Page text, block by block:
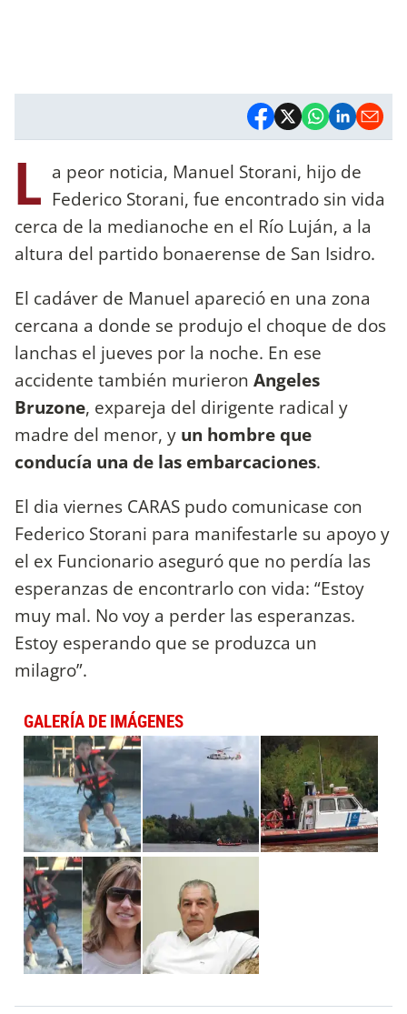
L a peor noticia, Manuel Storani, hijo de
Federico Storani, fue encontrado sin vida
cerca de la medianoche en el Río Luján, a la
altura del partido bonaerense de San Isidro.
El cadáver de Manuel apareció en una zona
cercana a donde se produjo el choque de dos
lanchas el jueves por la noche. En ese
accidente también murieron Angeles
Bruzone, expareja del dirigente radical y
madre del menor, y un hombre que
conducía una de las embarcaciones.
El dia viernes CARAS pudo comunicase con
Federico Storani para manifestarle su apoyo y
el ex Funcionario aseguró que no perdía las
esperanzas de encontrarlo con vida: “Estoy
muy mal. No voy a perder las esperanzas.
Estoy esperando que se produzca un
milagro”.
GALERÍA DE IMÁGENES